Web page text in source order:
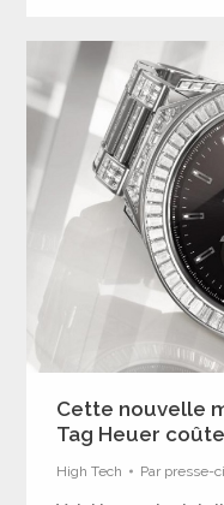
Cette nouvelle
Tag Heuer
High Tech Par presse-